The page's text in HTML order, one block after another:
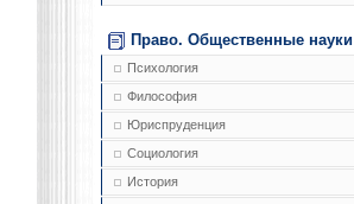
Право. Общественные науки
Психология
Философия
Юриспруденция
Социология
История